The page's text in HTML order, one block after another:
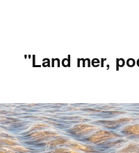
"Land mer,